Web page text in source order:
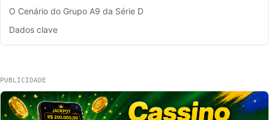
O Cenário do Grupo A9 da Série D
Dados clave
PUBLICIDADE